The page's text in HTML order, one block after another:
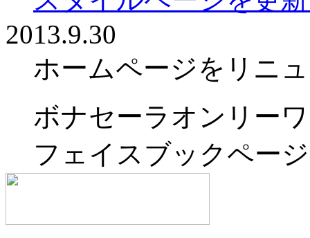
2013.9.30
ホームページをリニ
ボナセーラオンリー
フェイスブックペー